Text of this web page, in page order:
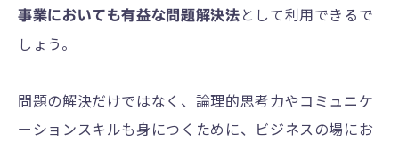
事業においても有益な問題解決法 として利用できるで
しょう。
問題の解決だけではなく、論理的思考力やコミュニケ
ーションスキルも身につくために、ビジネスの場にお